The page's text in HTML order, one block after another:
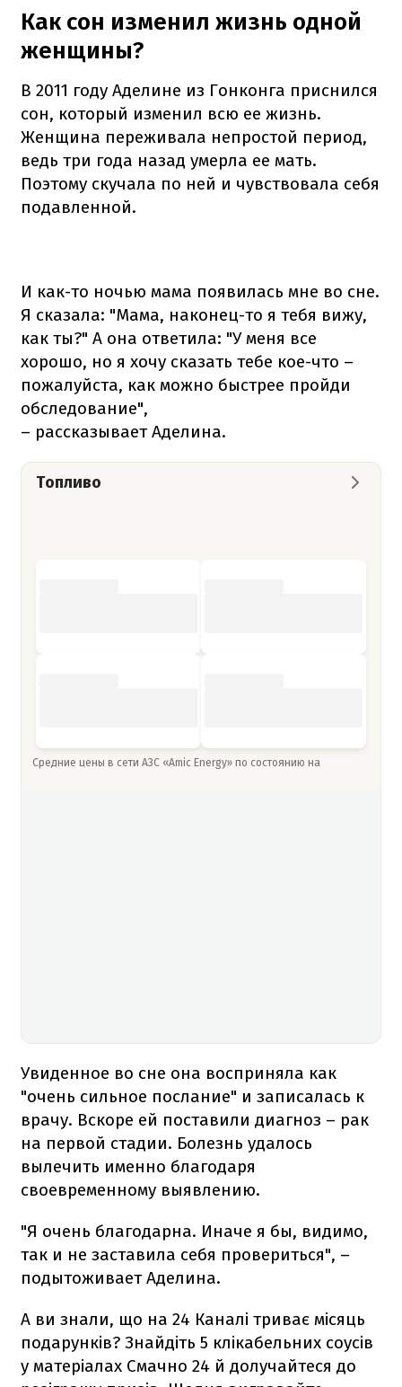
Как сон изменил жизнь одной
женщины?
В 2011 году Аделине из Гонконга приснился
сон, который изменил всю ее жизнь.
Женщина переживала непростой период,
ведь три года назад умерла ее мать.
Поэтому скучала по ней и чувствовала себя
подавленной.
И как-то ночью мама появилась мне во сне.
Я сказала: "Мама, наконец-то я тебя вижу,
как ты?" А она ответила: "У меня все
хорошо, но я хочу сказать тебе кое-что –
пожалуйста, как можно быстрее пройди
обследование",
– рассказывает Аделина.
Топливо
Средние цены в сети АЗС «Amic Energy» по состоянию на
Увиденное во сне она восприняла как
"очень сильное послание" и записалась к
врачу. Вскоре ей поставили диагноз – рак
на первой стадии. Болезнь удалось
вылечить именно благодаря
своевременному выявлению.
"Я очень благодарна. Иначе я бы, видимо,
так и не заставила себя провериться", –
подытоживает Аделина.
А ви знали, що на 24 Каналі триває місяць
подарунків? Знайдіть 5 клікабельних соусів
у матеріалах Смачно 24 й долучайтеся до